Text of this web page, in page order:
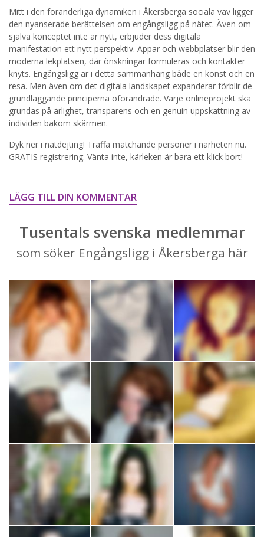
Genom att registrera godkänner jagVillkoren och
Sekretesspolicyn. Jag godkänner att ta emot information och
reklam via e-post från hemsidans operatörer. Jag kan dra
tillbaka godkännande när jag vill.
STARTA NU!
Mitt i den föränderliga dynamiken i Åkersberga sociala väv ligger
den nyanserade berättelsen om engångsligg på nätet. Även om
själva konceptet inte är nytt, erbjuder dess digitala
manifestation ett nytt perspektiv. Appar och webbplatser blir den
moderna lekplatsen, där önskningar formuleras och kontakter
knyts. Engångsligg är i detta sammanhang både en konst och en
resa. Men även om det digitala landskapet expanderar förblir de
grundläggande principerna oförändrade. Varje onlineprojekt ska
grundas på ärlighet, transparens och en genuin uppskattning av
individen bakom skärmen.
Dyk ner i nätdejting! Träffa matchande personer i närheten nu.
GRATIS registrering. Vänta inte, kärleken är bara ett klick bort!
LÄGG TILL DIN KOMMENTAR
Tusentals svenska medlemmar
som söker Engångsligg i Åkersberga här